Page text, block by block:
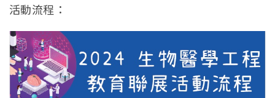
活動流程：